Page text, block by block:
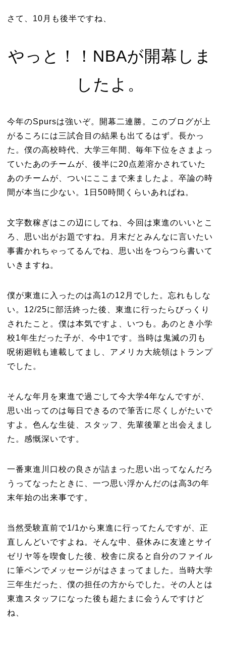
さて、10月も後半ですね、
やっと！！NBAが開幕しま
したよ。
今年のSpursは強いぞ。開幕二連勝。このブログが上
がるころには三試合目の結果も出てるはず。長かっ
た。僕の高校時代、大学三年間、毎年下位をさまよっ
ていたあのチームが、後半に20点差溶かされていた
あのチームが、ついにここまで来ましたよ。卒論の時
間が本当に少ない。1日50時間くらいあればね。
文字数稼ぎはこの辺にしてね、今回は東進のいいとこ
ろ、思い出がお題ですね。月末だとみんなに言いたい
事書かれちゃってるんでね、思い出をつらつら書いて
いきますね。
僕が東進に入ったのは高1の12月でした。忘れもしな
い。12/25に部活終った後、東進に行ったらびっくり
されたこと。僕は本気ですよ、いつも。あのとき小学
校1年生だった子が、今中1です。当時は鬼滅の刃も
呪術廻戦も連載してまし、アメリカ大統領はトランプ
でした。
そんな年月を東進で過ごして今大学4年なんですが、
思い出ってのは毎日できるので筆舌に尽くしがたいで
すよ。色んな生徒、スタッフ、先輩後輩と出会えまし
た。感慨深いです。
一番東進川口校の良さが詰まった思い出ってなんだろ
うってなったときに、一つ思い浮かんだのは高3の年
末年始の出来事です。
当然受験直前で1/1から東進に行ってたんですが、正
直しんどいですよね。そんな中、昼休みに友達とサイ
ゼリヤ等を喫食した後、校舎に戻ると自分のファイル
に筆ペンでメッセージがはさまってました。当時大学
三年生だった、僕の担任の方からでした。その人とは
東進スタッフになった後も超たまに会うんですけど
ね、